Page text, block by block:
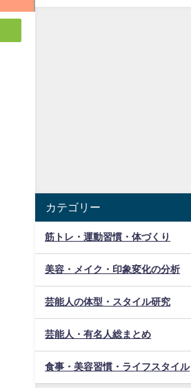
カテゴリー
筋トレ・運動習慣・体づくり
美容・メイク・印象変化の分析
芸能人の体型・スタイル研究
芸能人・有名人総まとめ
食事・美容習慣・ライフスタイル